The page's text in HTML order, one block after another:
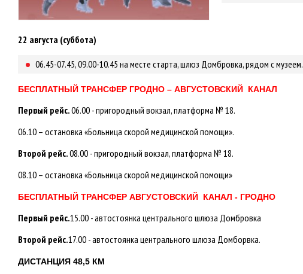
22 августа (суббота)
06.45-07.45, 09.00-10.45 на месте старта, шлюз Домбровка, рядом с музеем.
БЕСПЛАТНЫЙ ТРАНСФЕР ГРОДНО – АВГУСТОВСКИЙ КАНАЛ
Первый рейс.06.00 - пригородный вокзал, платформа № 18.
06.10 – остановка «Больница скорой медицинской помощи».
Второй рейс.08.00 - пригородный вокзал, платформа № 18.
08.10 – остановка «Больница скорой медицинской помощи»
БЕСПЛАТНЫЙ ТРАНСФЕР АВГУСТОВСКИЙ КАНАЛ - ГРОДНО
Первый рейс.15.00 - автостоянка центрального шлюза Домбровка
Второй рейс.17.00 - автостоянка центрального шлюза Домборвка.
ДИСТАНЦИЯ 48,5 КМ